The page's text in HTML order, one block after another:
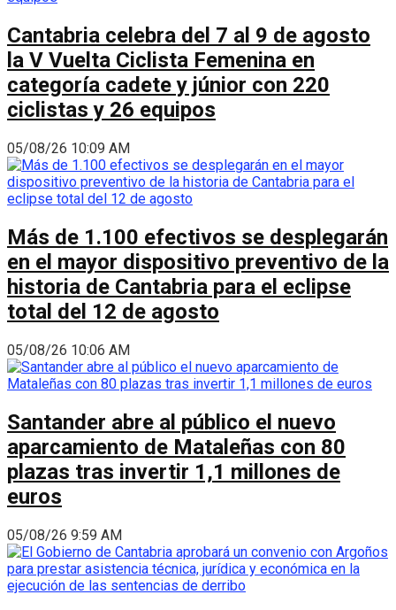
Cantabria celebra del 7 al 9 de agosto
la V Vuelta Ciclista Femenina en
categoría cadete y júnior con 220
ciclistas y 26 equipos
05/08/26 10:09 AM
Más de 1.100 efectivos se desplegarán
en el mayor dispositivo preventivo de la
historia de Cantabria para el eclipse
total del 12 de agosto
05/08/26 10:06 AM
Santander abre al público el nuevo
aparcamiento de Mataleñas con 80
plazas tras invertir 1,1 millones de
euros
05/08/26 9:59 AM